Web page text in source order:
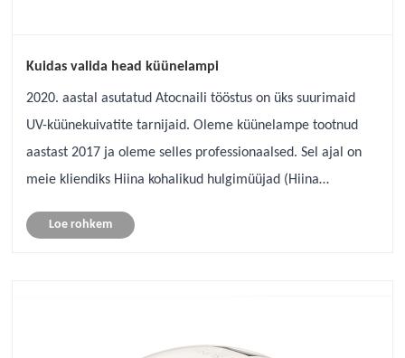
Kuidas valida head küünelampi
2020. aastal asutatud Atocnaili tööstus on üks suurimaid
UV-küünekuivatite tarnijaid. Oleme küünelampe tootnud
aastast 2017 ja oleme selles professionaalsed. Sel ajal on
meie kliendiks Hiina kohalikud hulgimüüjad (Hiina
Loe rohkem